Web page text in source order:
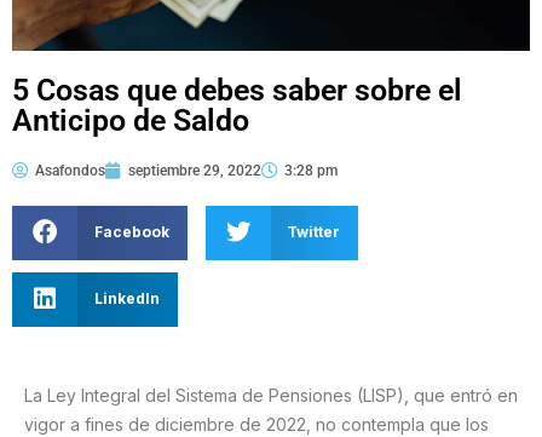
5 Cosas que debes saber sobre el
Anticipo de Saldo
Asafondos septiembre 29, 2022 3:28 pm
Facebook Twitter
LinkedIn
La Ley Integral del Sistema de Pensiones (LISP), que entró en
vigor a fines de diciembre de 2022, no contempla que los